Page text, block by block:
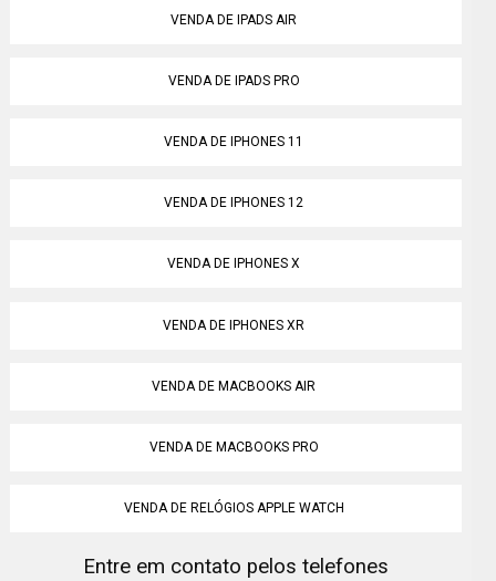
VENDA DE IPADS AIR
VENDA DE IPADS PRO
VENDA DE IPHONES 11
VENDA DE IPHONES 12
VENDA DE IPHONES X
VENDA DE IPHONES XR
VENDA DE MACBOOKS AIR
VENDA DE MACBOOKS PRO
VENDA DE RELÓGIOS APPLE WATCH
Entre em contato pelos telefones